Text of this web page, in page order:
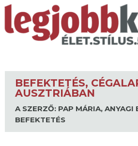
BEFEKTETÉS,
AUSZTRIÁBAN
A SZERZŐ: PAP MÁRIA, ANYAGI
BEFEKTETÉS